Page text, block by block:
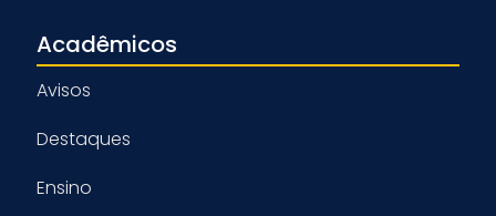
Acadêmicos
Avisos
Destaques
Ensino